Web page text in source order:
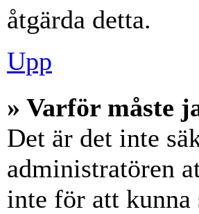
åtgärda detta.
Upp
» Varför måste
Det är det inte
administratören
inte för att